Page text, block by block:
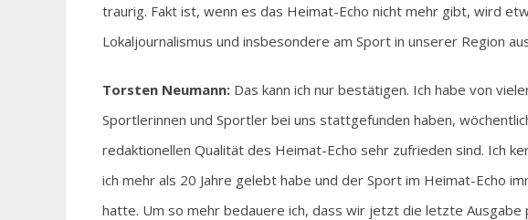
traurig. Fakt ist, wenn es das Heimat-Echo nicht mehr gibt, wird
Lokaljournalismus und insbesondere am Sport in unserer Region
Torsten Neumann: Das kann ich nur bestätigen. Ich habe von
Sportlerinnen und Sportler bei uns stattgefunden haben,
redaktionellen Qualität des Heimat-Echo sehr zufrieden sind. Ich
ich mehr als 20 Jahre gelebt habe und der Sport im Heimat-Echo
hatte. Um so mehr bedauere ich, dass wir jetzt die letzte Ausgabe